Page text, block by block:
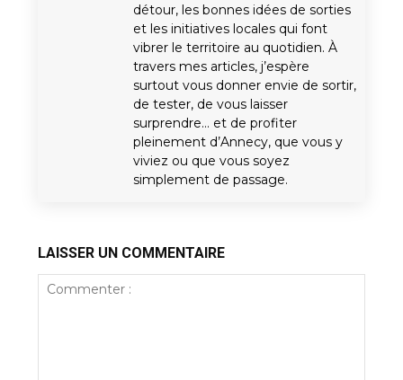
détour, les bonnes idées de sorties
et les initiatives locales qui font
vibrer le territoire au quotidien. À
travers mes articles, j’espère
surtout vous donner envie de sortir,
de tester, de vous laisser
surprendre… et de profiter
pleinement d’Annecy, que vous y
viviez ou que vous soyez
simplement de passage.
LAISSER UN COMMENTAIRE